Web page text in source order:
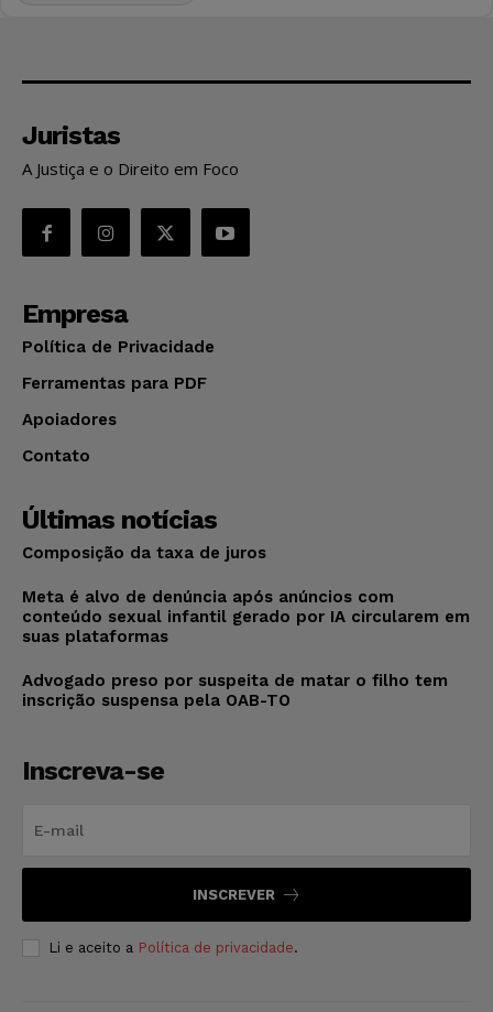
Juristas
A Justiça e o Direito em Foco
Empresa
Política de Privacidade
Ferramentas para PDF
Apoiadores
Contato
Últimas notícias
Composição da taxa de juros
Meta é alvo de denúncia após anúncios com
conteúdo sexual infantil gerado por IA circularem em
suas plataformas
Advogado preso por suspeita de matar o filho tem
inscrição suspensa pela OAB-TO
Inscreva-se
INSCREVER
Li e aceito a Política de privacidade.